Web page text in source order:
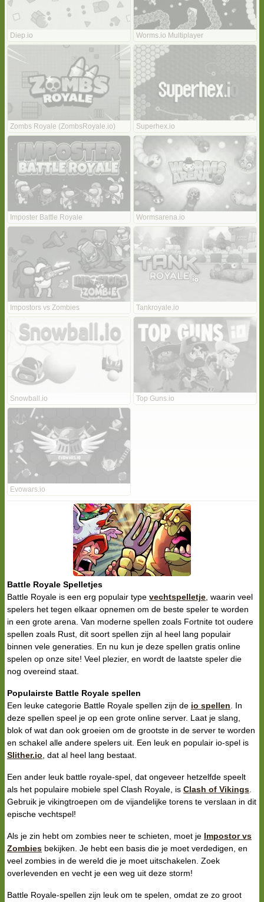
Diep.io Worms.io Multiplayer
Zombs Royale (ZombsRoyale.io) Superhex.io
Imposter Battle Royale Wormsarena.io
Impostors vs Zombies Tankroyale.io
Snowball.io Top Guns.io
Evowars.io
Battle Royale Spelletjes
Battle Royale is een erg populair type vechtspelletje, waarin veel
spelers het tegen elkaar opnemen om de beste speler te worden
in een grote arena. Van moderne spellen zoals Fortnite tot oudere
spellen zoals Rust, dit soort spellen zijn al heel lang populair
binnen vele generaties. En nu kun je deze spellen gratis online
spelen op onze site! Veel plezier, en wordt de laatste speler die
nog overeind staat.
Populairste Battle Royale spellen
Een leuke categorie Battle Royale spellen zijn de io spellen. In
deze spellen speel je op een grote online server. Laat je slang,
blok of wat dan ook groeien om de grootste in de server te worden
en schakel alle andere spelers uit. Een leuk en populair io-spel is
Slither.io, dat al heel lang bestaat.
Een ander leuk battle royale-spel, dat ongeveer hetzelfde speelt
als het populaire mobiele spel Clash Royale, is Clash of Vikings.
Gebruik je vikingtroepen om de vijandelijke torens te verslaan in dit
epische vechtspel!
Als je zin hebt om zombies neer te schieten, moet je Impostor vs
Zombies bekijken. Je hebt een basis die je moet verdedigen, en
veel zombies in de wereld die je moet uitschakelen. Zoek
overlevenden en vecht je een weg uit deze storm!
Battle Royale-spellen zijn leuk om te spelen, omdat ze zo groot